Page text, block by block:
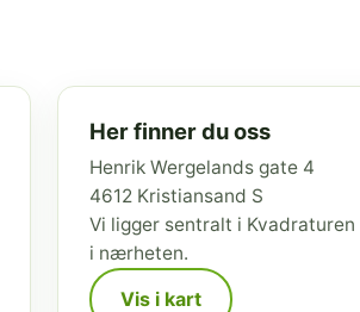
Her finner du oss
Henrik Wergelands gate 4
4612 Kristiansand S
Vi ligger sentralt i
i nærheten.
Vis i kart